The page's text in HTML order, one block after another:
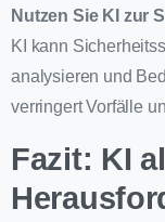
Nutzen Sie KI zur
KI kann
analysieren und
verringert Vorfälle
Fazit: KI